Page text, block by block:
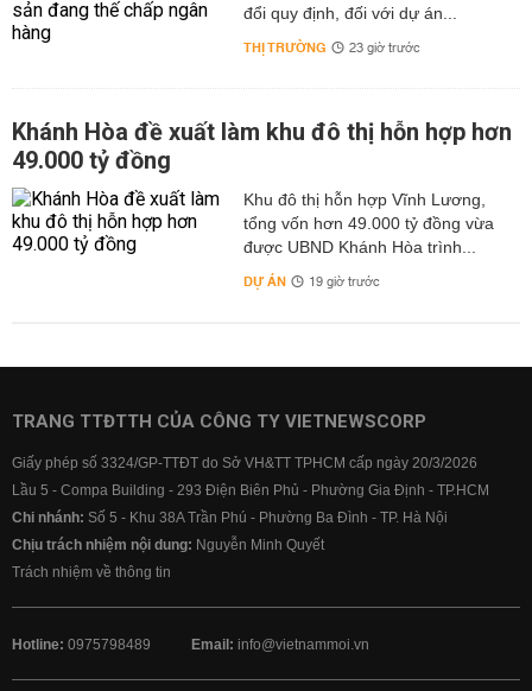
đổi quy định, đối với dự án...
THỊ TRƯỜNG 23 giờ trước
Khánh Hòa đề xuất làm khu đô thị hỗn hợp hơn
49.000 tỷ đồng
Khu đô thị hỗn hợp Vĩnh Lương,
tổng vốn hơn 49.000 tỷ đồng vừa
được UBND Khánh Hòa trình...
DỰ ÁN 19 giờ trước
TRANG TTĐTTH CỦA CÔNG TY VIETNEWSCORP
Giấy phép số 3324/GP-TTĐT do Sở VH&TT TPHCM cấp ngày 20/3/2026
Lầu 5 - Compa Building - 293 Điện Biên Phủ - Phường Gia Định - TP.HCM
Chi nhánh: Số 5 - Khu 38A Trần Phú - Phường Ba Đình - TP. Hà Nội
Chịu trách nhiệm nội dung: Nguyễn Minh Quyết
Trách nhiệm về thông tin
Hotline: 0975798489 Email: info@vietnammoi.vn